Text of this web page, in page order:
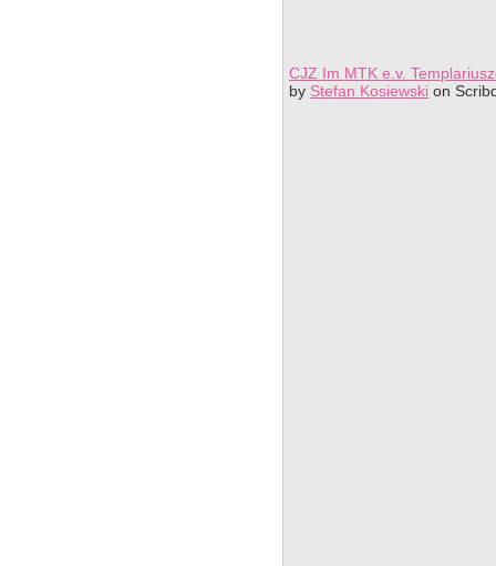
CJZ Im MTK e.v.
by Stefan Kosiewski on